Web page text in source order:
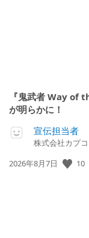
『鬼武者 Way of
が明らかに！
宣伝担当者
株式会社カプ
公
2026年8月7日 10